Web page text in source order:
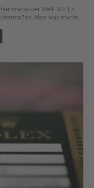
der Welt. ROLEX
Aber was macht ...